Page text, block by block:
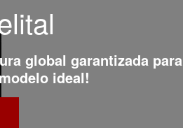
global garantizada
ideal!